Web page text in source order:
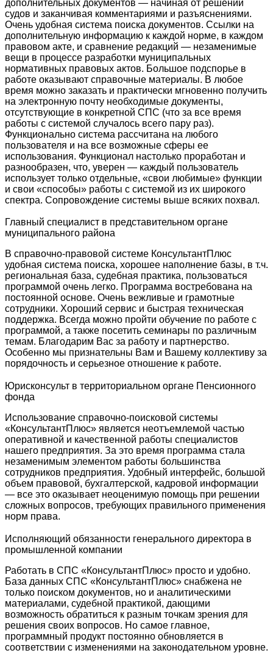
дополнительных документов — начиная от решений
судов и заканчивая комментариями и разъяснениями.
Очень удобная система поиска документов. Ссылки на
дополнительную информацию к каждой норме, в каждом
правовом акте, и сравнение редакций — незаменимые
вещи в процессе разработки муниципальных
нормативных правовых актов. Большое подспорье в
работе оказывают справочные материалы. В любое
время можно заказать и практически мгновенно получить
на электронную почту необходимые документы,
отсутствующие в конкретной СПС (что за все время
работы с системой случалось всего пару раз).
Функционально система рассчитана на любого
пользователя и на все возможные сферы ее
использования. Функционал настолько проработан и
разнообразен, что, уверен — каждый пользователь
использует только отдельные, «свои любимые» функции
и свои «способы» работы с системой из их широкого
спектра. Сопровождение системы выше всяких похвал.
Главный специалист в представительном органе
муниципального района
В справочно-правовой системе КонсультантПлюс
удобная система поиска, хорошее наполнение базы, в т.ч.
региональная база, судебная практика, пользоваться
программой очень легко. Программа востребована на
постоянной основе. Очень вежливые и грамотные
сотрудники. Хороший сервис и быстрая техническая
поддержка. Всегда можно пройти обучение по работе с
программой, а также посетить семинары по различным
темам. Благодарим Вас за работу и партнерство.
Особенно мы признательны Вам и Вашему коллективу за
порядочность и серьезное отношение к работе.
Юрисконсульт в территориальном органе Пенсионного
фонда
Использование справочно-поисковой системы
«КонсультантПлюс» является неотъемлемой частью
оперативной и качественной работы специалистов
нашего предприятия. За это время программа стала
незаменимым элементом работы большинства
сотрудников предприятия. Удобный интерфейс, большой
объем правовой, бухгалтерской, кадровой информации
— все это оказывает неоценимую помощь при решении
сложных вопросов, требующих правильного применения
норм права.
Исполняющий обязанности генерального директора в
промышленной компании
Работать в СПС «КонсультантПлюс» просто и удобно.
База данных СПС «КонсультантПлюс» снабжена не
только поиском документов, но и аналитическими
материалами, судебной практикой, дающими
возможность обратиться к разным точкам зрения для
решения своих вопросов. Но самое главное,
программный продукт постоянно обновляется в
соответствии с изменениями на законодательном уровне.